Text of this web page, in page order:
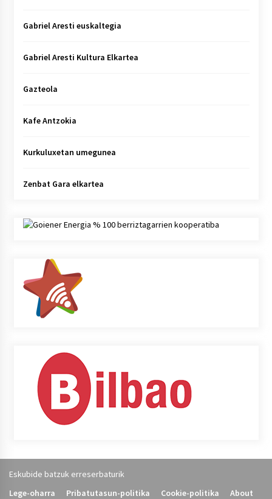
Gabriel Aresti euskaltegia
Gabriel Aresti Kultura Elkartea
Gazteola
Kafe Antzokia
Kurkuluxetan umegunea
Zenbat Gara elkartea
Eskubide batzuk erreserbaturik
Lege-oharra
Pribatutasun-politika Cookie-politika About